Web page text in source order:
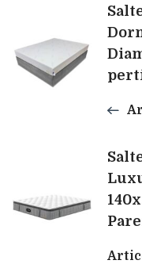
în